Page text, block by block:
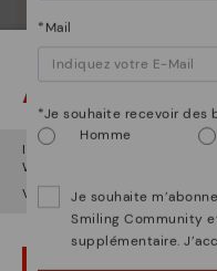
Découvrez suite
Depuis 1984, nous
chaussure unique.
Attention !
Il semble que vous êtes en
Web de
Voulez-vous aller sur le site
*Mail
*Je souhaite recevoir des
Homme
Je souhaite
Smiling Community
supplémentaire.